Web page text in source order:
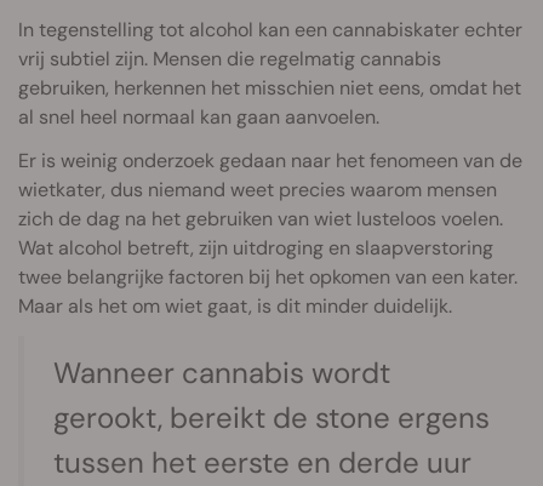
In tegenstelling tot alcohol kan een cannabiskater echter
vrij subtiel zijn. Mensen die regelmatig cannabis
gebruiken, herkennen het misschien niet eens, omdat het
al snel heel normaal kan gaan aanvoelen.
Er is weinig onderzoek gedaan naar het fenomeen van de
wietkater, dus niemand weet precies waarom mensen
zich de dag na het gebruiken van wiet lusteloos voelen.
Wat alcohol betreft, zijn uitdroging en slaapverstoring
twee belangrijke factoren bij het opkomen van een kater.
Maar als het om wiet gaat, is dit minder duidelijk.
Wanneer cannabis wordt
gerookt, bereikt de stone ergens
tussen het eerste en derde uur